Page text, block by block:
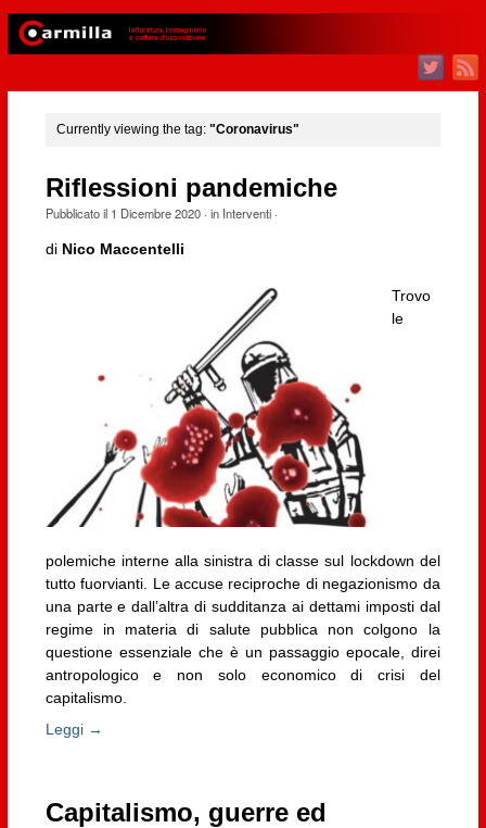
Currently viewing the tag: "Coronavirus"
Riflessioni pandemiche
Pubblicato il 1 Dicembre 2020· in Interventi·
di Nico Maccentelli
Trovo
le
polemiche interne alla sinistra di classe sul lockdown del
tutto fuorvianti. Le accuse reciproche di negazionismo da
una parte e dall’altra di sudditanza ai dettami imposti dal
regime in materia di salute pubblica non colgono la
questione essenziale che è un passaggio epocale, direi
antropologico e non solo economico di crisi del
capitalismo.
Leggi →
Capitalismo, guerre ed